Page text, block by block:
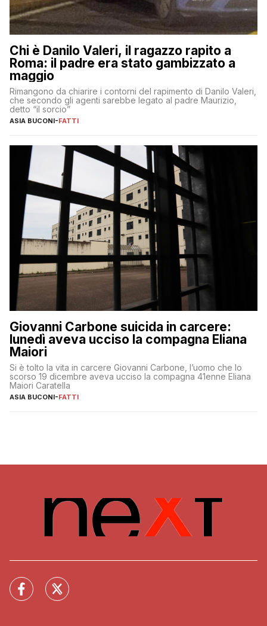
Chi è Danilo Valeri, il ragazzo rapito a
Roma: il padre era stato gambizzato a
maggio
Rimangono da chiarire i contorni del rapimento di Danilo Valeri,
che secondo gli agenti sarebbe legato al padre Maurizio,
detto “il sorcio”
ASIA BUCONI-FATTI
Giovanni Carbone suicida in carcere:
lunedì aveva ucciso la compagna Eliana
Maiori
Si è tolto la vita in carcere Giovanni Carbone, l’uomo che lo
scorso 19 dicembre aveva ucciso la compagna 41enne Eliana
Maiori Caratella
ASIA BUCONI-FATTI